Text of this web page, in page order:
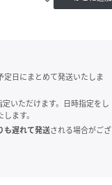
日にまとめて発送いたしま
いただけます。日時指定をし
ます。
も遅れて発送される場合がござ